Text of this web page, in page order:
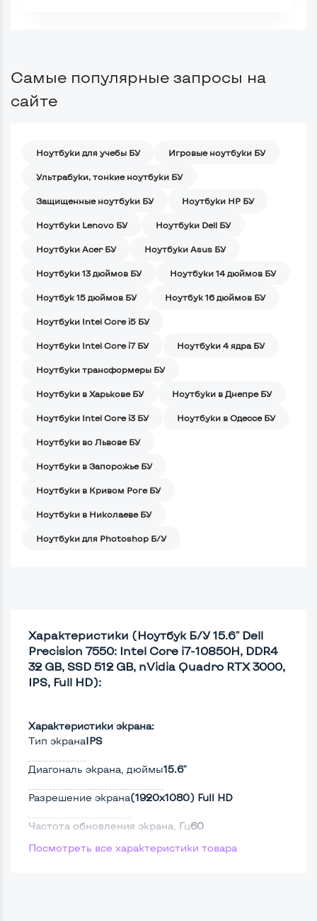
Самые популярные запросы на
сайте
Ноутбуки для учебы БУ Игровые ноутбуки БУ
Ультрабуки, тонкие ноутбуки БУ
Защищенные ноутбуки БУ Ноутбуки HP БУ
Ноутбуки Lenovo БУ Ноутбуки Dell БУ
Ноутбуки Acer БУ Ноутбуки Asus БУ
Ноутбуки 13 дюймов БУ Ноутбуки 14 дюймов БУ
Ноутбук 15 дюймов БУ Ноутбук 16 дюймов БУ
Ноутбуки Intel Core i5 БУ
Ноутбуки Intel Core i7 БУ Ноутбуки 4 ядра БУ
Ноутбуки трансформеры БУ
Ноутбуки в Харькове БУ Ноутбуки в Днепре БУ
Ноутбуки Intel Core i3 БУ Ноутбуки в Одессе БУ
Ноутбуки во Львове БУ
Ноутбуки в Запорожье БУ
Ноутбуки в Кривом Роге БУ
Ноутбуки в Николаеве БУ
Ноутбуки для Photoshop Б/У
Характеристики (Ноутбук Б/У 15.6" Dell
Precision 7550: Intel Core i7-10850H, DDR4
32 GB, SSD 512 GB, nVidia Quadro RTX 3000,
IPS, Full HD):
Характеристики экрана:
Тип экранаIPS
Диагональ экрана, дюймы15.6"
Разрешение экрана(1920х1080) Full HD
Частота обновления экрана, Гц60
Full HD Да
Посмотреть все характеристики товара